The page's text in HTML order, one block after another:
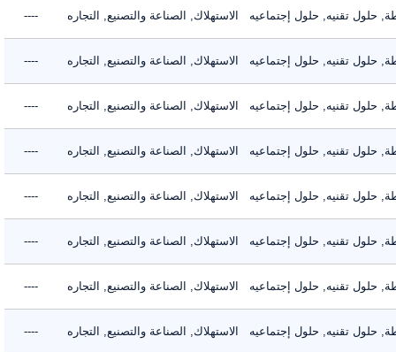
حلول تقنيه, حلول إجتماعيه الاستهلاك, الصناعة والتصنيع, التجاره ----
حلول تقنيه, حلول إجتماعيه الاستهلاك, الصناعة والتصنيع, التجاره ----
حلول تقنيه, حلول إجتماعيه الاستهلاك, الصناعة والتصنيع, التجاره ----
حلول تقنيه, حلول إجتماعيه الاستهلاك, الصناعة والتصنيع, التجاره ----
حلول تقنيه, حلول إجتماعيه الاستهلاك, الصناعة والتصنيع, التجاره ----
حلول تقنيه, حلول إجتماعيه الاستهلاك, الصناعة والتصنيع, التجاره ----
حلول تقنيه, حلول إجتماعيه الاستهلاك, الصناعة والتصنيع, التجاره ----
حلول تقنيه, حلول إجتماعيه الاستهلاك, الصناعة والتصنيع, التجاره ----